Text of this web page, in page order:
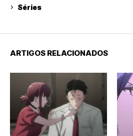
Séries
ARTIGOS RELACIONADOS